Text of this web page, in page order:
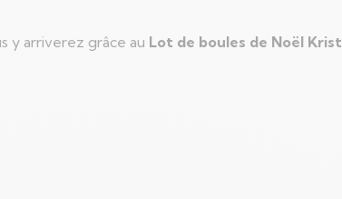
y arriverez grâce au Lot de boules de Noël